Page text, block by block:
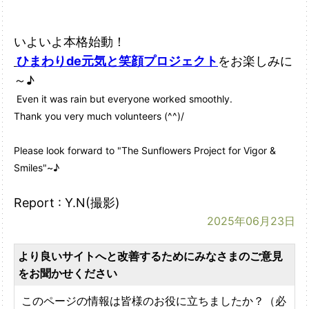
いよいよ本格始動！
ひまわりde元気と笑顔プロジェクト をお楽しみに
～♪
Even it was rain but everyone worked smoothly.
Thank you very much volunteers (^^)/
Please look forward to "The Sunflowers Project for Vigor &
Smiles"~♪
Report : Y.N(撮影)
2025年06月23日
より良いサイトへと改善するためにみなさまのご意見
をお聞かせください
このページの情報は皆様のお役に立ちましたか？（必